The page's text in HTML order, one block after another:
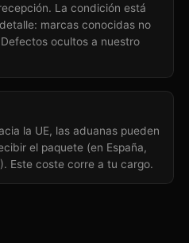
La condición está
marcas conocidas no
ocultos a nuestro
la UE, las aduanas pueden
el paquete (en España,
Este coste corre a tu cargo.